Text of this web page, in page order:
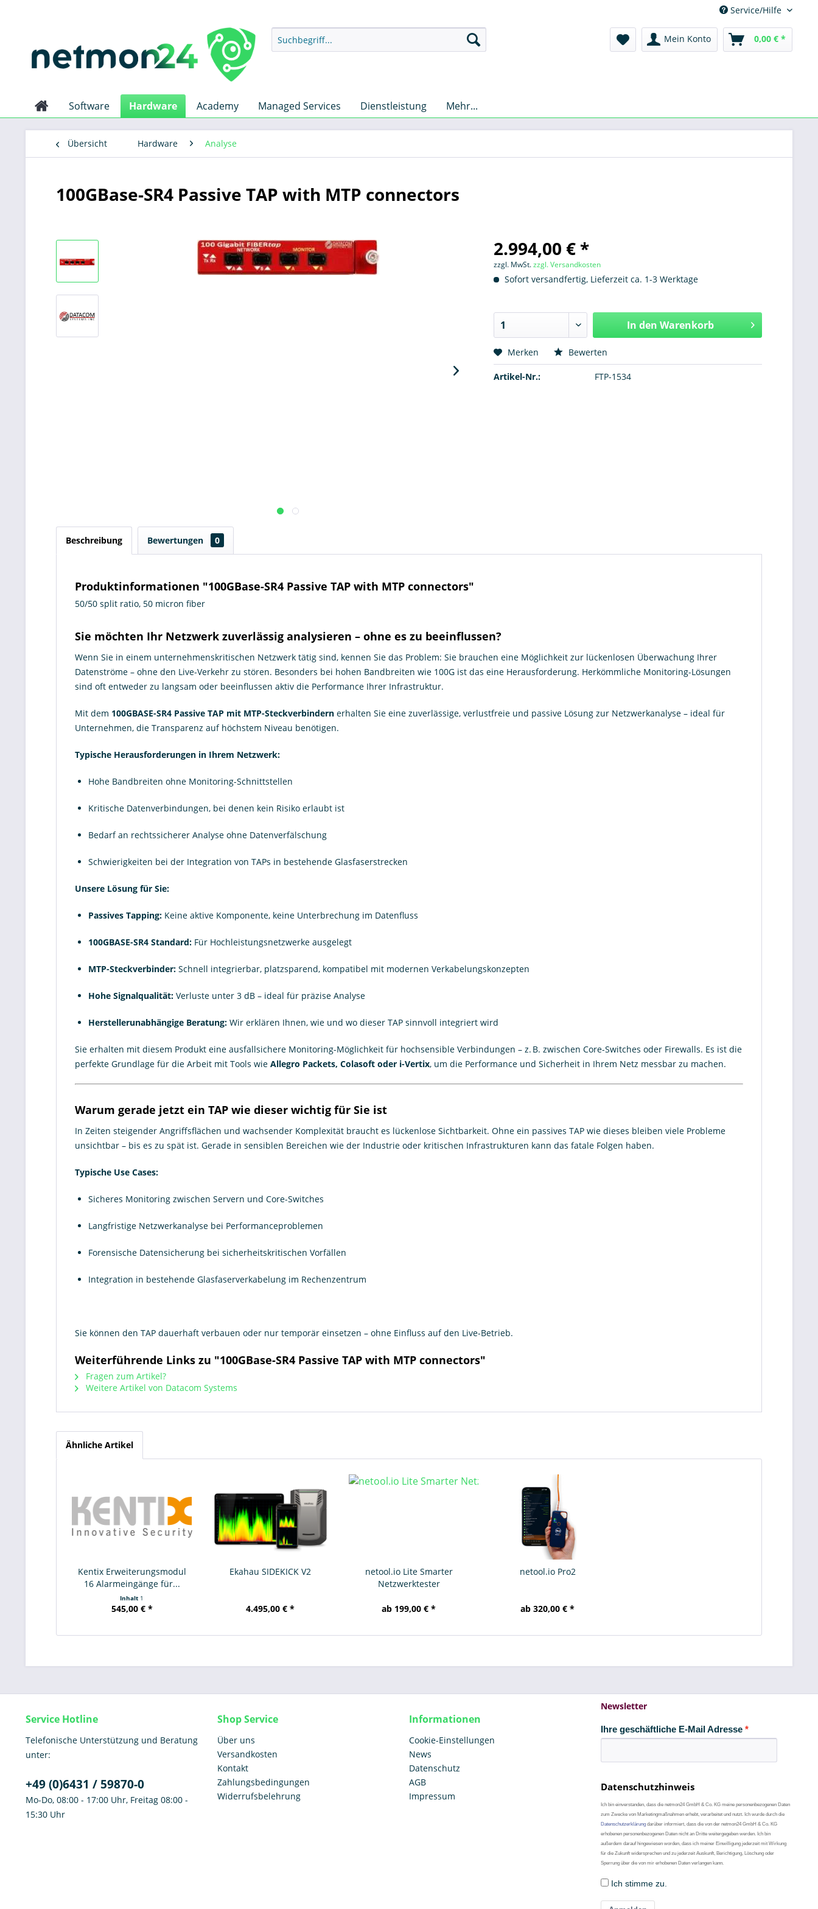
Service/Hilfe
Mein Konto 0,00 € *
Software Hardware Academy Managed Services Dienstleistung Mehr...
Übersicht Hardware Analyse
100GBase-SR4 Passive TAP with MTP connectors
2.994,00 € *
zzgl. MwSt.zzgl. Versandkosten
Sofort versandfertig, Lieferzeit ca. 1-3 Werktage
In den Warenkorb
Merken Bewerten
Artikel-Nr.: FTP-1534
Beschreibung Bewertungen 0
Produktinformationen "100GBase-SR4 Passive TAP with MTP connectors"
50/50 split ratio, 50 micron fiber
Sie möchten Ihr Netzwerk zuverlässig analysieren – ohne es zu beeinflussen?
Wenn Sie in einem unternehmenskritischen Netzwerk tätig sind, kennen Sie das Problem: Sie brauchen eine Möglichkeit zur lückenlosen Überwachung Ihrer
Datenströme – ohne den Live-Verkehr zu stören. Besonders bei hohen Bandbreiten wie 100G ist das eine Herausforderung. Herkömmliche Monitoring-Lösungen
sind oft entweder zu langsam oder beeinflussen aktiv die Performance Ihrer Infrastruktur.
Mit dem 100GBASE-SR4 Passive TAP mit MTP-Steckverbindern erhalten Sie eine zuverlässige, verlustfreie und passive Lösung zur Netzwerkanalyse – ideal für
Unternehmen, die Transparenz auf höchstem Niveau benötigen.
Typische Herausforderungen in Ihrem Netzwerk:
Hohe Bandbreiten ohne Monitoring-Schnittstellen
Kritische Datenverbindungen, bei denen kein Risiko erlaubt ist
Bedarf an rechtssicherer Analyse ohne Datenverfälschung
Schwierigkeiten bei der Integration von TAPs in bestehende Glasfaserstrecken
Unsere Lösung für Sie:
Passives Tapping: Keine aktive Komponente, keine Unterbrechung im Datenfluss
100GBASE-SR4 Standard: Für Hochleistungsnetzwerke ausgelegt
MTP-Steckverbinder: Schnell integrierbar, platzsparend, kompatibel mit modernen Verkabelungskonzepten
Hohe Signalqualität: Verluste unter 3 dB – ideal für präzise Analyse
Herstellerunabhängige Beratung: Wir erklären Ihnen, wie und wo dieser TAP sinnvoll integriert wird
Sie erhalten mit diesem Produkt eine ausfallsichere Monitoring-Möglichkeit für hochsensible Verbindungen – z. B. zwischen Core-Switches oder Firewalls. Es ist die
perfekte Grundlage für die Arbeit mit Tools wie Allegro Packets, Colasoft oder i-Vertix, um die Performance und Sicherheit in Ihrem Netz messbar zu machen.
Warum gerade jetzt ein TAP wie dieser wichtig für Sie ist
In Zeiten steigender Angriffsflächen und wachsender Komplexität braucht es lückenlose Sichtbarkeit. Ohne ein passives TAP wie dieses bleiben viele Probleme
unsichtbar – bis es zu spät ist. Gerade in sensiblen Bereichen wie der Industrie oder kritischen Infrastrukturen kann das fatale Folgen haben.
Typische Use Cases:
Sicheres Monitoring zwischen Servern und Core-Switches
Langfristige Netzwerkanalyse bei Performanceproblemen
Forensische Datensicherung bei sicherheitskritischen Vorfällen
Integration in bestehende Glasfaserverkabelung im Rechenzentrum
Sie können den TAP dauerhaft verbauen oder nur temporär einsetzen – ohne Einfluss auf den Live-Betrieb.
Weiterführende Links zu "100GBase-SR4 Passive TAP with MTP connectors"
Fragen zum Artikel?
Weitere Artikel von Datacom Systems
Ähnliche Artikel
Kentix Erweiterungsmodul
16 Alarmeingänge für...
Inhalt 1
545,00 € *
Ekahau SIDEKICK V2
4.495,00 € *
netool.io Lite Smarter
Netzwerktester
ab 199,00 € *
netool.io Pro2
ab 320,00 € *
Service Hotline
Telefonische Unterstützung und Beratung
unter:
+49 (0)6431 / 59870-0
Mo-Do, 08:00 - 17:00 Uhr, Freitag 08:00 -
15:30 Uhr
Shop Service
Über uns
Versandkosten
Kontakt
Zahlungsbedingungen
Widerrufsbelehrung
Informationen
Cookie-Einstellungen
News
Datenschutz
AGB
Impressum
Newsletter
Ihre geschäftliche E-Mail Adresse
Datenschutzhinweis
Ich bin einverstanden, dass die netmon24 GmbH & Co. KG meine personenbezogenen Daten
zum Zwecke von Marketingmaßnahmen erhebt, verarbeitet und nutzt. Ich wurde durch die
Datenschutzerklärung darüber informiert, dass die von der netmon24 GmbH & Co. KG
erhobenen personenbezogenen Daten nicht an Dritte weitergegeben werden. Ich bin
außerdem darauf hingewiesen worden, dass ich meiner Einwilligung jederzeit mit Wirkung
für die Zukunft widersprechen und zu jederzeit Auskunft, Berichtigung, Löschung oder
Sperrung über die von mir erhobenen Daten verlangen kann.
Ich stimme zu.